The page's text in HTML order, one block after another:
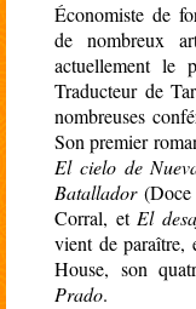
Économiste de formation, Alejandro Corral est l’auteur
de nombreux
actuellement le
Traducteur de
nombreuses
Son premier
El cielo de
Batallador(Doce
Corral, etEl
vient de paraître,
House, son
Prado.